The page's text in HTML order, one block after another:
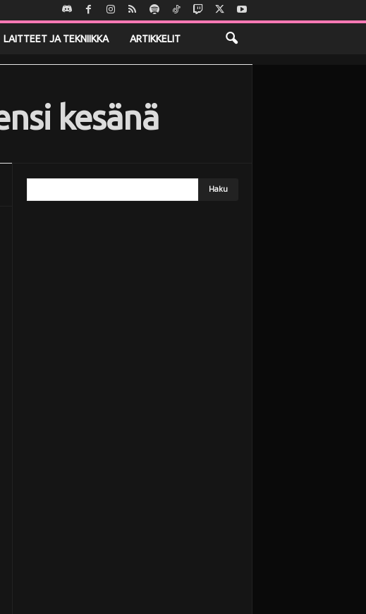
LAITTEET JA TEKNIIKKA ARTIKKELIT
kesänä